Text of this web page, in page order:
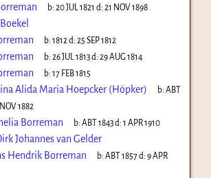
b:20 JUL 1821 d:21 NOV 1898
b:1812 d:25 SEP 1812
b:26 JUL 1813d:29 AUG 1814
b:17 FEB 1815
Alida Maria Hoepcker (Höpker) b:ABT
1882
Borreman b:ABT 1843d:1 APR 1910
Johannes van Gelder
Hendrik Borreman b:ABT 1857d:9 APR